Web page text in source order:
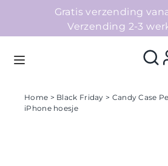
Gratis verzending
Verzending 2-3
Home > Black Friday > Candy Case
iPhone hoesje